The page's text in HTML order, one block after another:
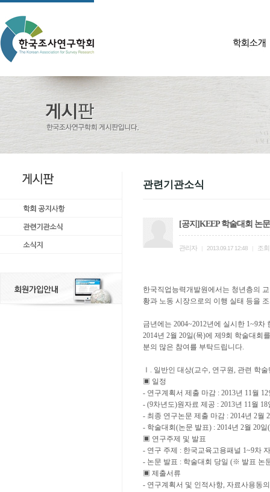
관련기관소식
[공지]KEEP 학술대회 논
관리자 2013.09.17 12:48 조회
한국직업능력개발원에서는 청년층의
황과 노동 시장으로의 이행 실태 등을
금년에는 2004~2012년에 실시한 1~9차
2014년 2월 20일(목)에 제 9회 학술대회
분의 많은 참여를 부탁드립니다.
Ⅰ . 일반인 대상(교수, 연구원, 관련 학
▣ 일정
- 연구계획서 제출 마감 : 2013년 11월 12
- (9차년도)원자료 제공 : 2013년 11월 18
- 최종 연구논문 제출 마감 : 2014년 2월 2
- 학술대회 (논문 발표) : 2014년 2월 20일(
▣ 연구주제 및 발표
- 연구 주제 : 한국교육고용패널 1~9차
- 논문 발표 : 학술대회 당일 (※ 발표 논
▣ 제출서류
- 연구계획서 및 인적사항, 자료사용동